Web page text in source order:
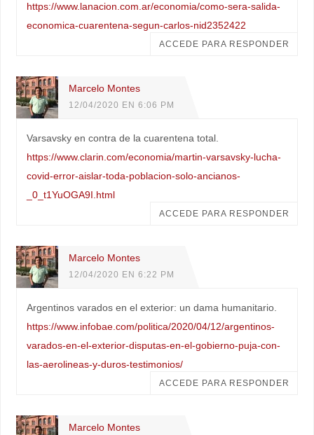
https://www.lanacion.com.ar/economia/como-sera-salida-
economica-cuarentena-segun-carlos-nid2352422
ACCEDE PARA RESPONDER
Marcelo Montes
12/04/2020 EN 6:06 PM
Varsavsky en contra de la cuarentena total.
https://www.clarin.com/economia/martin-varsavsky-lucha-
covid-error-aislar-toda-poblacion-solo-ancianos-
_0_t1YuOGA9I.html
ACCEDE PARA RESPONDER
Marcelo Montes
12/04/2020 EN 6:22 PM
Argentinos varados en el exterior: un dama humanitario.
https://www.infobae.com/politica/2020/04/12/argentinos-
varados-en-el-exterior-disputas-en-el-gobierno-puja-con-
las-aerolineas-y-duros-testimonios/
ACCEDE PARA RESPONDER
Marcelo Montes